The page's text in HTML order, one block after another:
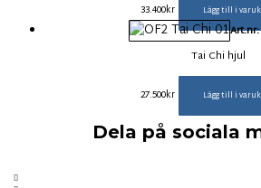
33.400kr Lägg till i
Tai Chi hjul
27.500kr Lägg till i
Dela på sociala